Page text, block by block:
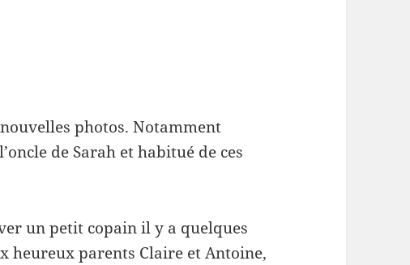
photos. Notamment
de Sarah et habitué de ces
un petit copain il y a quelques
heureux parents Claire et Antoine,